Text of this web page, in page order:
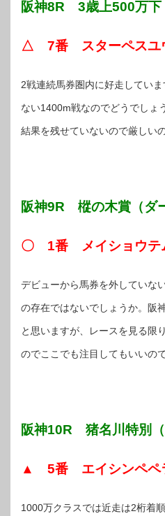
阪神8R 3歳上500万下
△ 7番 スターペスユ
2戦連続馬券圏内に好走してい
ない1400m戦なのでどうでしょ
結果を残せていないので厳しい
阪神9R 樅の木賞（ダ
〇 1番 メイショウテ
デビューから馬券を外していな
の存在ではないでしょうか。阪
と思いますが、レースを見る限
のでここでも注目してもいいの
阪神10R 猪名川特別（
▲ 5番 エイシンペペ
1000万クラスでは近走は2桁着